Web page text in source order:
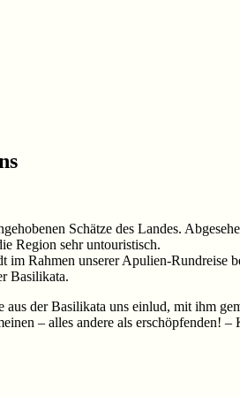
Schätze des Landes.
Region sehr untouristisch.
Rahmen unserer Apulien-
Basilikata.
der Basilikata uns einlud, mit ihm
– alles andere als erschöpfenden!